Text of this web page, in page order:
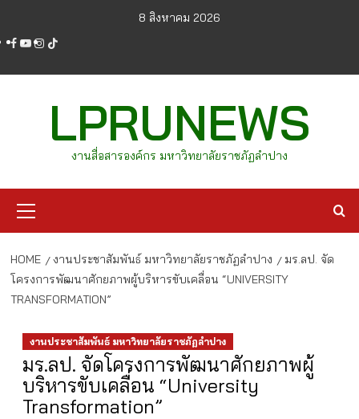
content
8 สิงหาคม 2026
facebook
youtube
instagram
tiktok
LPRUNEWS
งานสื่อสารองค์กร มหาวิทยาลัยราชภัฏลำปาง
Menu
HOME งานประชาสัมพันธ์ มหาวิทยาลัยราชภัฏลำปาง
มร.ลป. จัด
โครงการพัฒนาศักยภาพผู้บริหารขับเคลื่อน “UNIVERSITY
TRANSFORMATION”
งานประชาสัมพันธ์ มหาวิทยาลัยราชภัฏลำปาง
มร.ลป. จัดโครงการพัฒนาศักยภาพผู้
บริหารขับเคลื่อน “University
Transformation”